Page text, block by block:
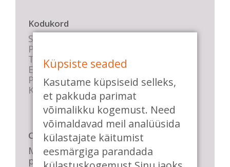
Kodukord
Stuudio sisekord
Privaatsustingimused
Tasemete kirjeldused
E-poe tingimused
Parkimise info
KKK
Casa de Baile
Me pühendume lõbusale olemisele,
positiivsele seltskonnale ja
Küpsiste seaded
Kasutame küpsiseid selleks,
et pakkuda parimat
võimalikku kogemust. Need
võimaldavad meil analüüsida
külastajate käitumist
eesmärgiga parandada